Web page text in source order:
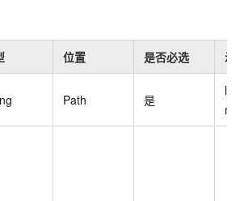
位置 是否必选 示
Path 是